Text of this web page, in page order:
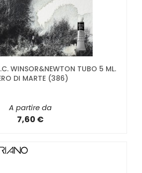
WINSOR&NEWTON TUBO 5 ML.
DI MARTE (386)
A partire da
7,60 €